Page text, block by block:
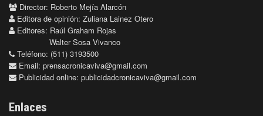
Director: Roberto Mejía Alarcón
Editora de opinión: Zuliana Lainez Otero
Editores: Raúl Graham Rojas
Walter Sosa Vivanco
Teléfono: (511) 3193500
Email: prensacronicaviva@gmail.com
Publicidad online: publicidadcronicaviva@gmail.com
Enlaces